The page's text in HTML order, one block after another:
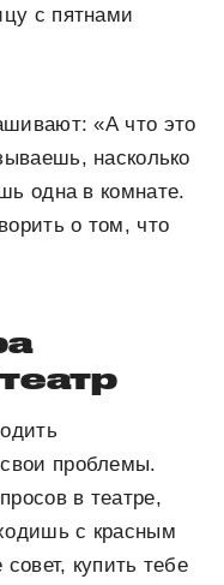
с пятнами
«А что это
насколько
одна в комнате.
о том, что
проблемы.
в театре,
с красным
купить тебе